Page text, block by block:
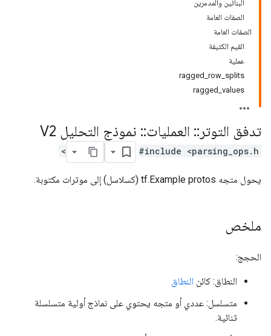
البنائين والمدمرين
الصفات العامة
الصفات العامة
القيم الكثيفة
عملية
ragged_row_splits
ragged_values
تدفق التوتر :: العمليات:: نموذج التحليل V2
#include <parsing_ops.h>
يحول متجه tf.Example protos (كسلاسل) إلى موترات مكتوبة.
ملخص
الحجج:
النطاق: كائن النطاق
متسلسل: عددي أو متجه يحتوي على نماذج أولية متسلسلة
ثنائية.